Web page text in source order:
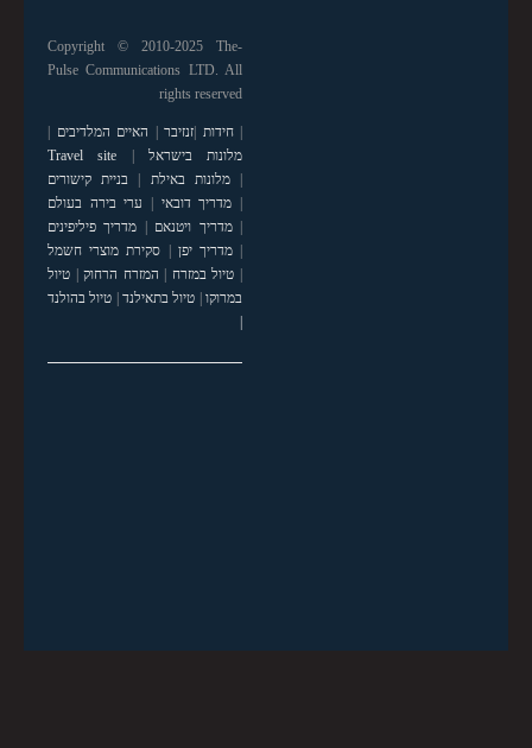
Copyright © 2010-2025 The-
Pulse Communications LTD. All
rights reserved
|חידות |זנזיבר | האיים המלדיבים |
מלונות בישראל |
Travel site
|מלונות באילת | בניית קישורים
| מדריך דובאי | ערי בירה בעולם
|מדריך ויטנאם | מדריך פיליפינים
|מדריך יפן | סקירת מוצרי חשמל
| טיול במזרח | המזרח הרחוק| טיול
במרוקו| טיול בתאילנד| טיול בהולנד
|